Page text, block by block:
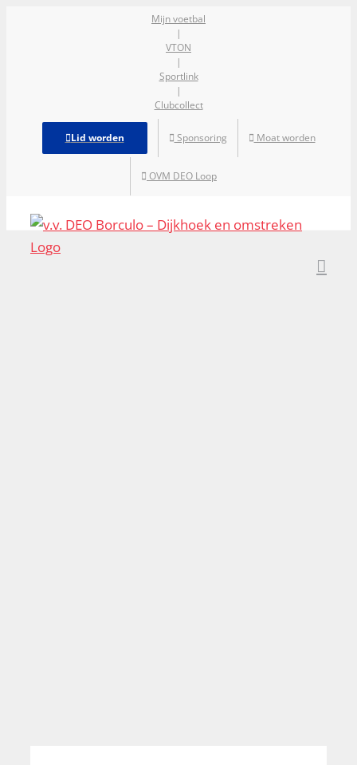
Mijn voetbal
|
VTON
|
Sportlink
|
Clubcollect
Lid worden Sponsoring Moat worden
OVM DEO Loop